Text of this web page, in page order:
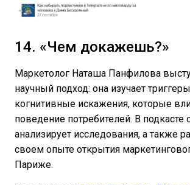
14. «Чем докажешь?»
Маркетолог Наташа Панфилова
научный подход: она изучает
когнитивные искажения, которые
поведение потребителей. В подкасте
анализирует исследования, а также
своем опыте открытия
Париже.